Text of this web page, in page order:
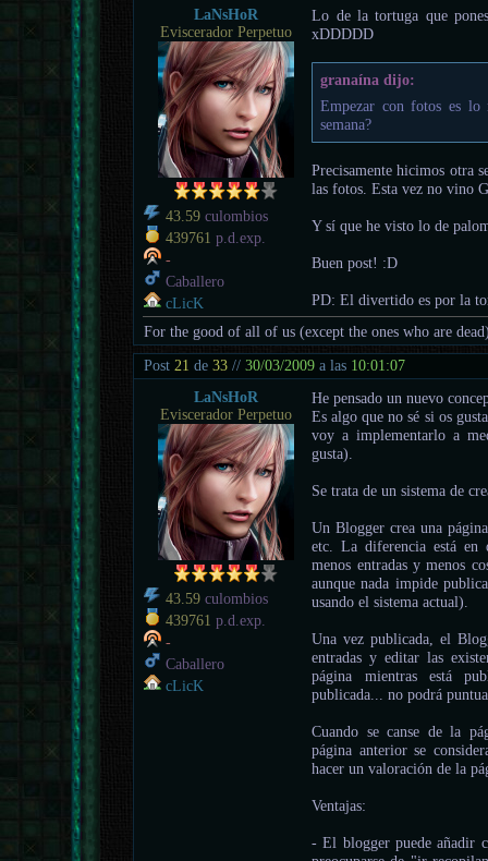
LaNsHoR
Eviscerador Perpetuo
43.59 culombios
439761 p.d.exp.
-
Caballero
cLicK
Lo de la tortuga que
xDDDDD
granaína dijo:
Empezar con fotos es
semana?
Precisamente hicimos otra
las fotos. Esta vez no vino
Y sí que he visto lo de
Buen post! :D
PD: El divertido es por la
For the good of all of us (except the ones who are
Post21 de33 //30/03/2009 a las 10:01:07
LaNsHoR
Eviscerador Perpetuo
43.59 culombios
439761 p.d.exp.
-
Caballero
cLicK
He pensado un nuevo
Es algo que no sé si os
voy a implementarlo a
gusta).
Se trata de un sistema de
Un Blogger crea una
etc. La diferencia está en
menos entradas y menos
aunque nada impide
usando el sistema actual).
Una vez publicada, el
entradas y editar las
página mientras está
publicada... no podrá
Cuando se canse de la
página anterior se
hacer un valoración de la
Ventajas:
- El blogger puede añadir